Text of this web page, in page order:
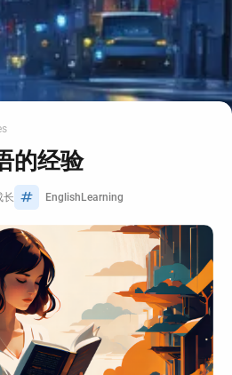
的经验
长 EnglishLearning